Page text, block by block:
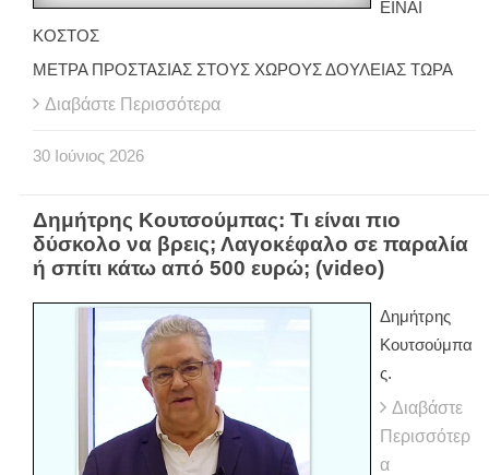
ΕΙΝΑΙ
ΚΟΣΤΟΣ
ΜΕΤΡΑ ΠΡΟΣΤΑΣΙΑΣ ΣΤΟΥΣ ΧΩΡΟΥΣ ΔΟΥΛΕΙΑΣ ΤΩΡΑ
Διαβάστε Περισσότερα
30 Ιούνιος 2026
Δημήτρης Κουτσούμπας: Τι είναι πιο
δύσκολο να βρεις; Λαγοκέφαλο σε παραλία
ή σπίτι κάτω από 500 ευρώ; (video)
Δημήτρης
Κουτσούμπα
ς.
Διαβάστε
Περισσότερ
α